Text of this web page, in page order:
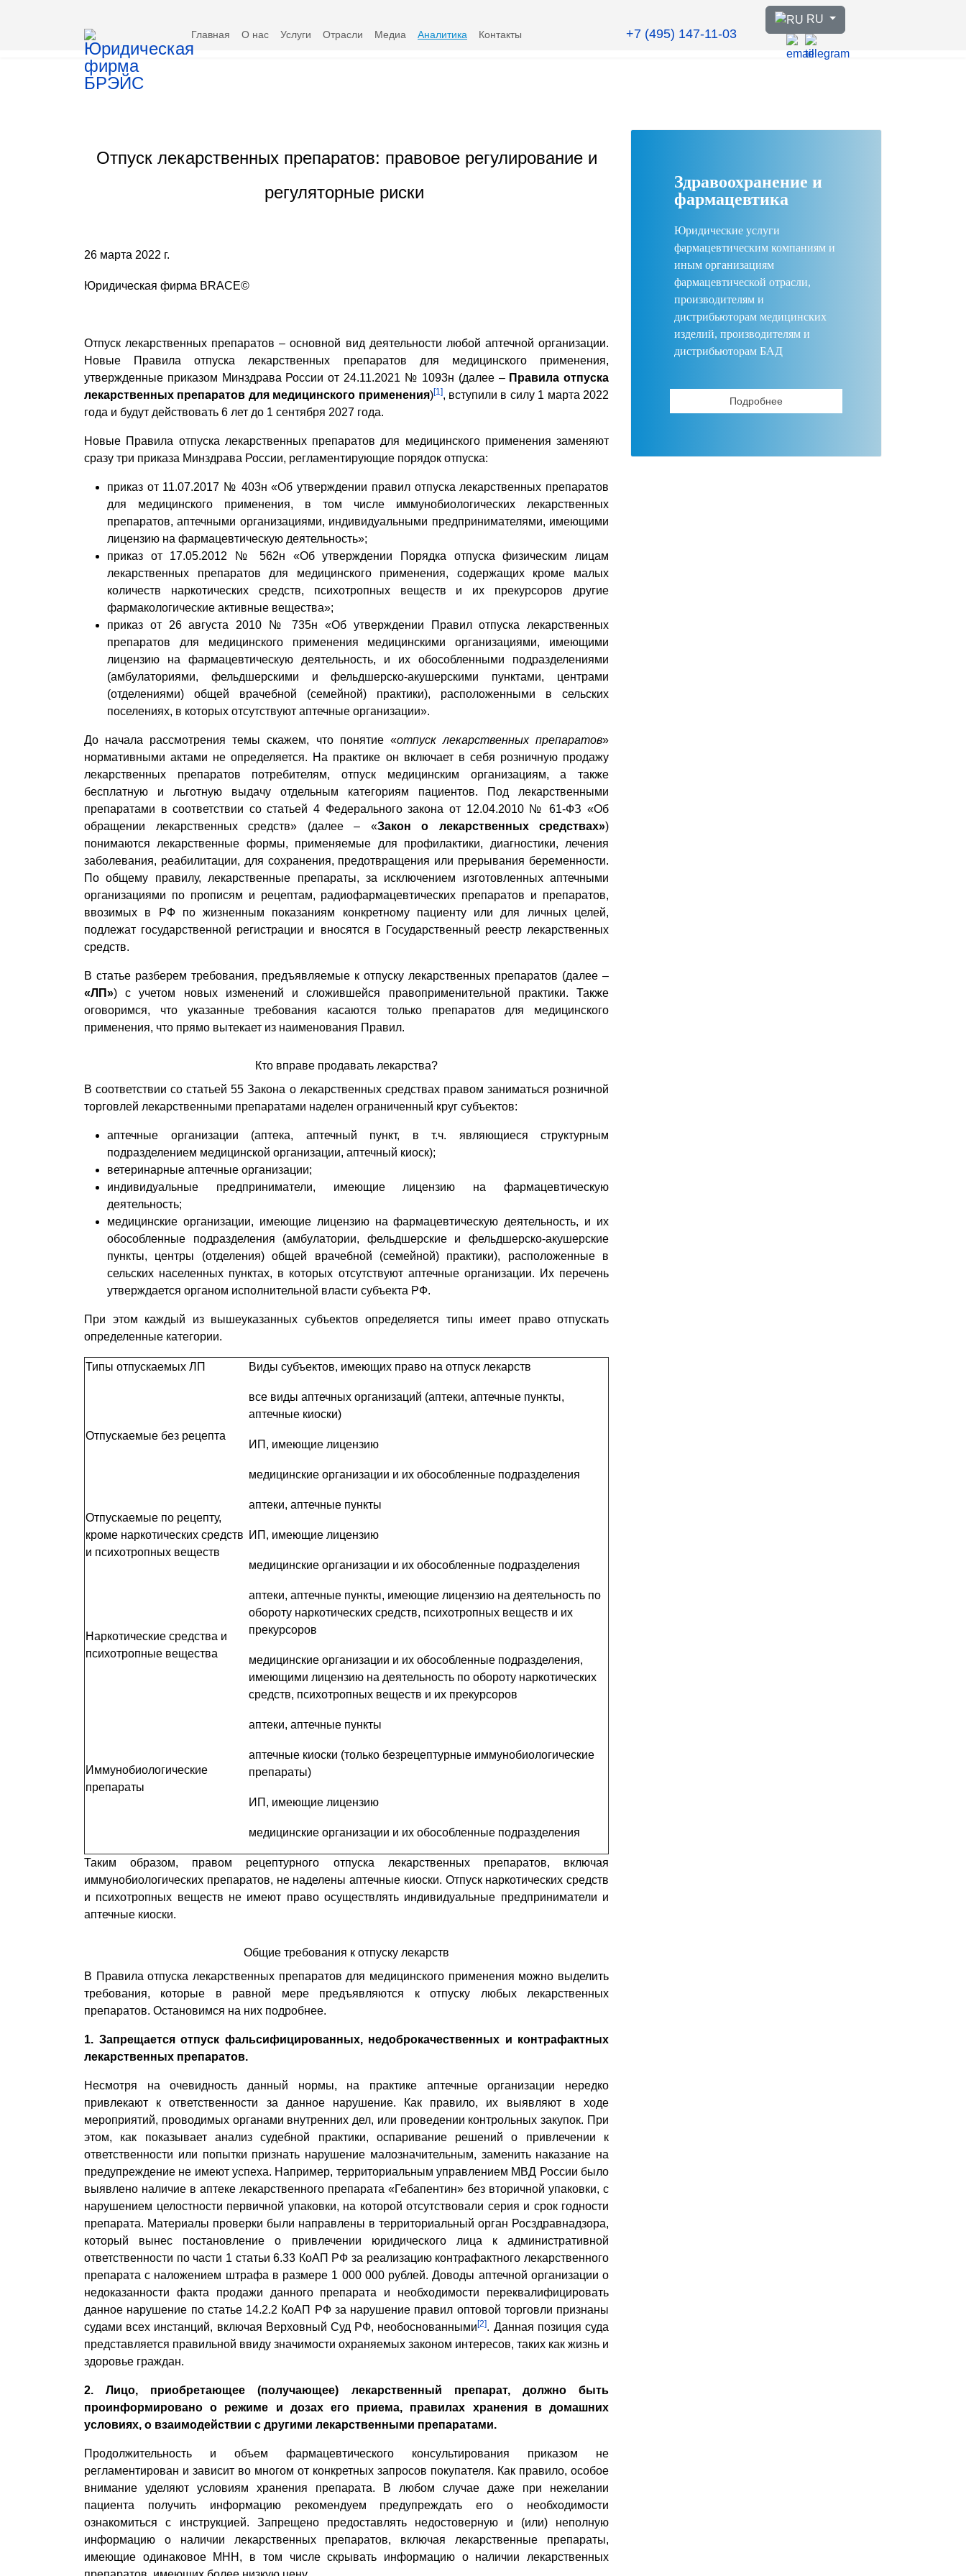
Главная О нас Услуги Отрасли Медиа Аналитика Контакты +7 (495) 147-11-03
Выберите язык
RU
Отпуск лекарственных препаратов: правовое регулирование и
регуляторные риски
26 марта 2022 г.
Юридическая фирма BRACE©
Отпуск лекарственных препаратов – основной вид деятельности любой аптечной организации.
Новые Правила отпуска лекарственных препаратов для медицинского применения,
утвержденные приказом Минздрава России от 24.11.2021 № 1093н (далее – Правила отпуска
лекарственных препаратов для медицинского применения)[1], вступили в силу 1 марта 2022
года и будут действовать 6 лет до 1 сентября 2027 года.
Новые Правила отпуска лекарственных препаратов для медицинского применения заменяют
сразу три приказа Минздрава России, регламентирующие порядок отпуска:
приказ от 11.07.2017 № 403н «Об утверждении правил отпуска лекарственных препаратов
для медицинского применения, в том числе иммунобиологических лекарственных
препаратов, аптечными организациями, индивидуальными предпринимателями, имеющими
лицензию на фармацевтическую деятельность»;
приказ от 17.05.2012 № 562н «Об утверждении Порядка отпуска физическим лицам
лекарственных препаратов для медицинского применения, содержащих кроме малых
количеств наркотических средств, психотропных веществ и их прекурсоров другие
фармакологические активные вещества»;
приказ от 26 августа 2010 № 735н «Об утверждении Правил отпуска лекарственных
препаратов для медицинского применения медицинскими организациями, имеющими
лицензию на фармацевтическую деятельность, и их обособленными подразделениями
(амбулаториями, фельдшерскими и фельдшерско-акушерскими пунктами, центрами
(отделениями) общей врачебной (семейной) практики), расположенными в сельских
поселениях, в которых отсутствуют аптечные организации».
До начала рассмотрения темы скажем, что понятие «отпуск лекарственных препаратов»
нормативными актами не определяется. На практике он включает в себя розничную продажу
лекарственных препаратов потребителям, отпуск медицинским организациям, а также
бесплатную и льготную выдачу отдельным категориям пациентов. Под лекарственными
препаратами в соответствии со статьей 4 Федерального закона от 12.04.2010 № 61-ФЗ «Об
обращении лекарственных средств» (далее – «Закон о лекарственных средствах»)
понимаются лекарственные формы, применяемые для профилактики, диагностики, лечения
заболевания, реабилитации, для сохранения, предотвращения или прерывания беременности.
По общему правилу, лекарственные препараты, за исключением изготовленных аптечными
организациями по прописям и рецептам, радиофармацевтических препаратов и препаратов,
ввозимых в РФ по жизненным показаниям конкретному пациенту или для личных целей,
подлежат государственной регистрации и вносятся в Государственный реестр лекарственных
средств.
В статье разберем требования, предъявляемые к отпуску лекарственных препаратов (далее –
«ЛП») с учетом новых изменений и сложившейся правоприменительной практики. Также
оговоримся, что указанные требования касаются только препаратов для медицинского
применения, что прямо вытекает из наименования Правил.
Кто вправе продавать лекарства?
В соответствии со статьей 55 Закона о лекарственных средствах правом заниматься розничной
торговлей лекарственными препаратами наделен ограниченный круг субъектов:
аптечные организации (аптека, аптечный пункт, в т.ч. являющиеся структурным
подразделением медицинской организации, аптечный киоск);
ветеринарные аптечные организации;
индивидуальные предприниматели, имеющие лицензию на фармацевтическую
деятельность;
медицинские организации, имеющие лицензию на фармацевтическую деятельность, и их
обособленные подразделения (амбулатории, фельдшерские и фельдшерско-акушерские
пункты, центры (отделения) общей врачебной (семейной) практики), расположенные в
сельских населенных пунктах, в которых отсутствуют аптечные организации. Их перечень
утверждается органом исполнительной власти субъекта РФ.
При этом каждый из вышеуказанных субъектов определяется типы имеет право отпускать
определенные категории.
Типы отпускаемых ЛП Виды субъектов, имеющих право на отпуск лекарств
Отпускаемые без рецепта
все виды аптечных организаций (аптеки, аптечные пункты,
аптечные киоски)
ИП, имеющие лицензию
медицинские организации и их обособленные подразделения
Отпускаемые по рецепту,
кроме наркотических средств
и психотропных веществ
аптеки, аптечные пункты
ИП, имеющие лицензию
медицинские организации и их обособленные подразделения
Наркотические средства и
психотропные вещества
аптеки, аптечные пункты, имеющие лицензию на деятельность по
обороту наркотических средств, психотропных веществ и их
прекурсоров
медицинские организации и их обособленные подразделения,
имеющими лицензию на деятельность по обороту наркотических
средств, психотропных веществ и их прекурсоров
Иммунобиологические
препараты
аптеки, аптечные пункты
аптечные киоски (только безрецептурные иммунобиологические
препараты)
ИП, имеющие лицензию
медицинские организации и их обособленные подразделения
Таким образом, правом рецептурного отпуска лекарственных препаратов, включая
иммунобиологических препаратов, не наделены аптечные киоски. Отпуск наркотических средств
и психотропных веществ не имеют право осуществлять индивидуальные предприниматели и
аптечные киоски.
Общие требования к отпуску лекарств
В Правила отпуска лекарственных препаратов для медицинского применения можно выделить
требования, которые в равной мере предъявляются к отпуску любых лекарственных
препаратов. Остановимся на них подробнее.
1. Запрещается отпуск фальсифицированных, недоброкачественных и контрафактных
лекарственных препаратов.
Несмотря на очевидность данный нормы, на практике аптечные организации нередко
привлекают к ответственности за данное нарушение. Как правило, их выявляют в ходе
мероприятий, проводимых органами внутренних дел, или проведении контрольных закупок. При
этом, как показывает анализ судебной практики, оспаривание решений о привлечении к
ответственности или попытки признать нарушение малозначительным, заменить наказание на
предупреждение не имеют успеха. Например, территориальным управлением МВД России было
выявлено наличие в аптеке лекарственного препарата «Гебапентин» без вторичной упаковки, с
нарушением целостности первичной упаковки, на которой отсутствовали серия и срок годности
препарата. Материалы проверки были направлены в территориальный орган Росздравнадзора,
который вынес постановление о привлечении юридического лица к административной
ответственности по части 1 статьи 6.33 КоАП РФ за реализацию контрафактного лекарственного
препарата с наложением штрафа в размере 1 000 000 рублей. Доводы аптечной организации о
недоказанности факта продажи данного препарата и необходимости переквалифицировать
данное нарушение по статье 14.2.2 КоАП РФ за нарушение правил оптовой торговли признаны
судами всех инстанций, включая Верховный Суд РФ, необоснованными[2]. Данная позиция суда
представляется правильной ввиду значимости охраняемых законом интересов, таких как жизнь и
здоровье граждан.
2. Лицо, приобретающее (получающее) лекарственный препарат, должно быть
проинформировано о режиме и дозах его приема, правилах хранения в домашних
условиях, о взаимодействии с другими лекарственными препаратами.
Продолжительность и объем фармацевтического консультирования приказом не
регламентирован и зависит во многом от конкретных запросов покупателя. Как правило, особое
внимание уделяют условиям хранения препарата. В любом случае даже при нежелании
пациента получить информацию рекомендуем предупреждать его о необходимости
ознакомиться с инструкцией. Запрещено предоставлять недостоверную и (или) неполную
информацию о наличии лекарственных препаратов, включая лекарственные препараты,
имеющие одинаковое МНН, в том числе скрывать информацию о наличии лекарственных
Здравоохранение и
фармацевтика
Юридические услуги
фармацевтическим компаниям и
иным организациям
фармацевтической отрасли,
производителям и
дистрибьюторам медицинских
изделий, производителям и
дистрибьюторам БАД
Подробнее